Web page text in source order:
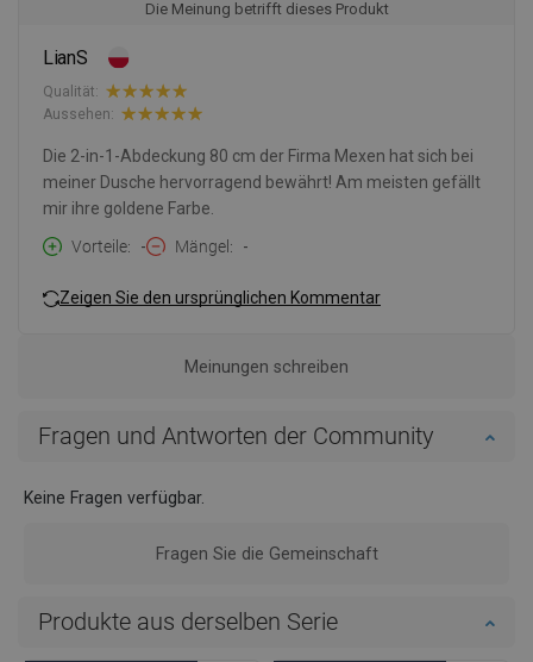
Die Meinung betrifft dieses Produkt
LianS
Qualität:
Aussehen:
Die 2-in-1-Abdeckung 80 cm der Firma Mexen hat sich bei
meiner Dusche hervorragend bewährt! Am meisten gefällt
mir ihre goldene Farbe.
Vorteile
- Mängel -
Zeigen Sie den ursprünglichen Kommentar
Meinungen schreiben
Fragen und Antworten der Community
Keine Fragen verfügbar.
Fragen Sie die Gemeinschaft
Produkte aus derselben Serie